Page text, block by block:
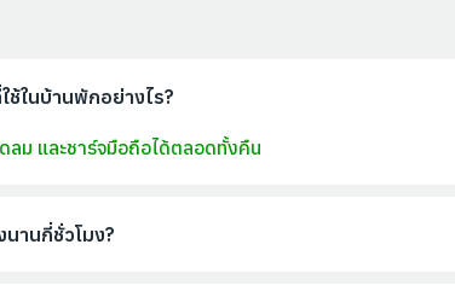
ในบ้านพักอย่างไร?
ลม และชาร์จมือถือได้ตลอดทั้งคืน
านกี่ชั่วโมง?